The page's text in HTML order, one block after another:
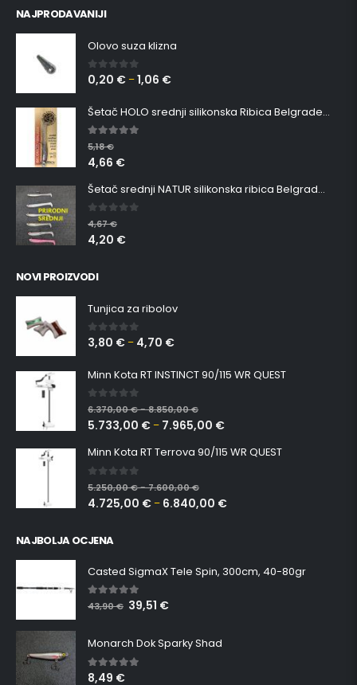
NAJPRODAVANIJI
Olovo suza klizna
0 out of 5
0,20 € –1,06 €
Šetač HOLO srednji silikonska Ribica Belgrade Walker
5.00out of 5
5,18€
4,66 €
Šetač srednji NATUR silikonska ribica Belgrade Walker
0 out of 5
4,67€
4,20 €
NOVI PROIZVODI
Tunjica za ribolov
0 out of 5
3,80 € – 4,70 €
Minn Kota RT INSTINCT 90/115 WR QUEST
0 out of 5
6.370,00€–8.850,00€
5.733,00 € – 7.965,00 €
Minn Kota RT Terrova 90/115 WR QUEST
0 out of 5
5.250,00€–7.600,00€
4.725,00 € – 6.840,00 €
NAJBOLJA OCJENA
Casted SigmaX Tele Spin, 300cm, 40-80gr
5.00out of 5
43,90€ 39,51 €
Monarch Dok Sparky Shad
5.00 out of 5
8,49 €